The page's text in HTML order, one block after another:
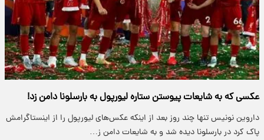
عکسی که به شایعات پیوستن ستاره لیورپول به بارسلونا دامن زد!
داروین نونیس تنها چند روز بعد از اینکه عکس‌های لیورپول را از اینستاگرامش
پاک کرد در بارسلونا دیده شد و به شایعات دامن ز…